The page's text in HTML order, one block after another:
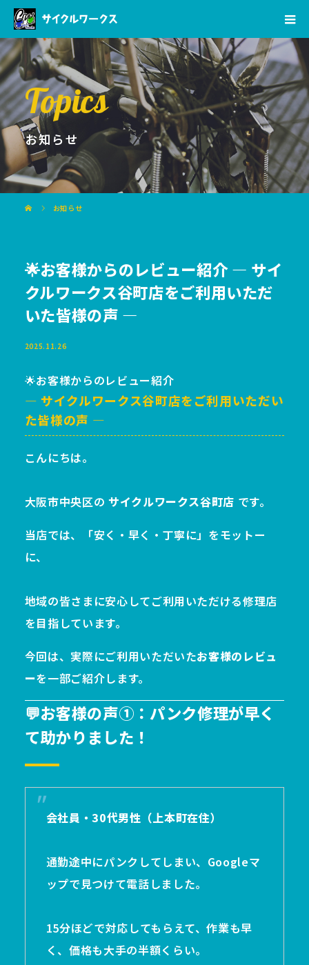
Topics
お知らせ
お知らせ
🌟お客様からのレビュー紹介 ― サイ
クルワークス谷町店をご利用いただ
いた皆様の声 ―
2025.11.26
🌟お客様からのレビュー紹介
― サイクルワークス谷町店をご利用いただい
た皆様の声 ―
こんにちは。
大阪市中央区の サイクルワークス谷町店 です。
当店では、「安く・早く・丁寧に」をモットー
に、
地域の皆さまに安心してご利用いただける修理店
を目指しています。
今回は、実際にご利用いただいたお客様のレビュ
ーを一部ご紹介します。
💬お客様の声①：パンク修理が早く
て助かりました！
会社員・30代男性（上本町在住）
通勤途中にパンクしてしまい、Googleマ
ップで見つけて電話しました。
15分ほどで対応してもらえて、作業も早
く、価格も大手の半額くらい。